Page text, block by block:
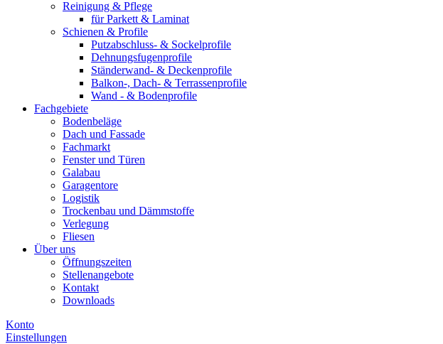
Reinigung & Pflege
für Parkett & Laminat
Schienen & Profile
Putzabschluss- & Sockelprofile
Dehnungsfugenprofile
Ständerwand- & Deckenprofile
Balkon-, Dach- & Terrassenprofile
Wand - & Bodenprofile
Fachgebiete
Bodenbeläge
Dach und Fassade
Fachmarkt
Fenster und Türen
Galabau
Garagentore
Logistik
Trockenbau und Dämmstoffe
Verlegung
Fliesen
Über uns
Öffnungszeiten
Stellenangebote
Kontakt
Downloads
Konto
Einstellungen